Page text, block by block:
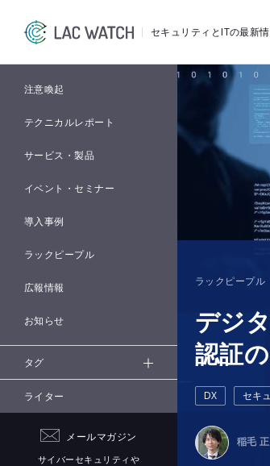
セキュリティとITの最新
注意喚起
テクニカルレポート
サービス・製品
イベント・セミナー
導入事例
ラックピープル
広報情報
お知らせ
タグ
ライター
メールマガジン
サイバーセキュリティや
ラックピープル
デジ
認証
DX セキ
稲毛